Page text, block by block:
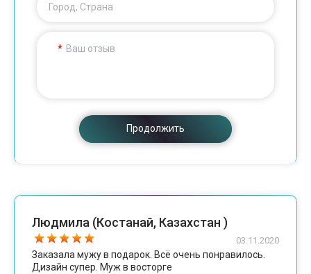
Город, Страна
Ваш отзыв
Продолжить
Людмила (Костанай, Казахстан )
03.11.2020
Заказала мужу в подарок. Всё очень понравилось.
Дизайн супер. Муж в восторге